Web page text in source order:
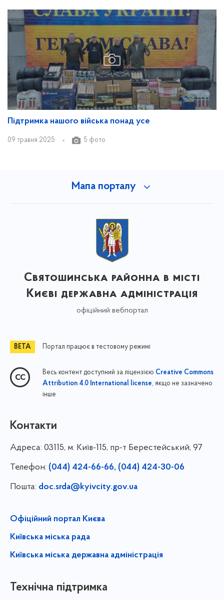
Підтримка нашого війська понад усе
09 травня 2025 5 фото
Мапа порталу
Святошинська районна в місті
Києві державна адміністрація
офіційний вебпортал
Портал працює в тестовому режимі
Весь контент доступний за ліцензією Creative Commons
Attribution 4.0 International license, якщо не зазначено
інше
Контакти
Адреса: 03115, м. Київ-115, пр-т Берестейський, 97
Телефон: (044) 424-66-66, (044) 424-30-06
Пошта: doc.srda@kyivcity.gov.ua
Офіційний портал Києва
Київська міська рада
Київська міська державна адміністрація
Технічна підтримка